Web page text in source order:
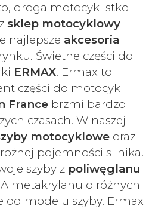
droga motocyklistko
sklep motocyklowy
najlepsze akcesoria
Świetne części do
ERMAX. Ermax to
części do motocykli i
France brzmi bardzo
czasach. W naszej
motocyklowe oraz
pojemności silnika.
szyby z poliwęglanu
metakrylanu o różnych
od modelu szyby. Ermax